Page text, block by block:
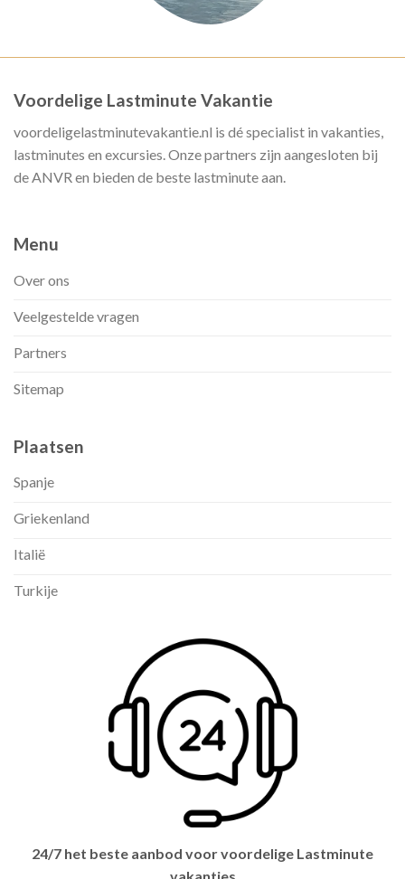
Voordelige Lastminute Vakantie
voordeligelastminutevakantie.nl is dé specialist in vakanties,
lastminutes en excursies. Onze partners zijn aangesloten bij
de ANVR en bieden de beste lastminute aan.
Menu
Over ons
Veelgestelde vragen
Partners
Sitemap
Plaatsen
Spanje
Griekenland
Italië
Turkije
24/7 het beste aanbod voor voordelige Lastminute
vakanties